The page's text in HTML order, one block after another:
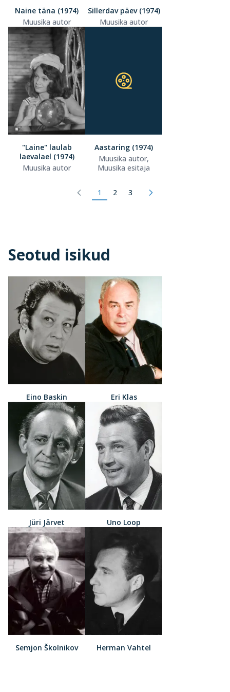
Naine täna (1974)
Muusika autor
Sillerdav päev (1974)
Muusika autor
"Laine" laulab
laevalael (1974)
Muusika autor
Aastaring (1974)
Muusika autor,
Muusika esitaja
1 2 3
Seotud isikud
Eino Baskin Eri Klas
Jüri Järvet Uno Loop
Semjon Školnikov Herman Vahtel